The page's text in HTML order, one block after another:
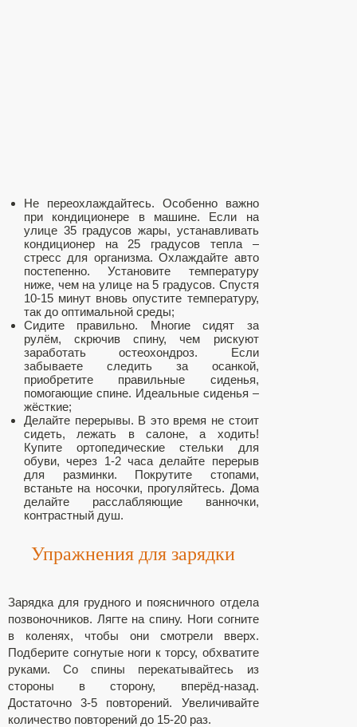
Не переохлаждайтесь. Особенно важно
при кондиционере в машине. Если на
улице 35 градусов жары, устанавливать
кондиционер на 25 градусов тепла –
стресс для организма. Охлаждайте авто
постепенно. Установите температуру
ниже, чем на улице на 5 градусов. Спустя
10-15 минут вновь опустите температуру,
так до оптимальной среды;
Сидите правильно. Многие сидят за
рулём, скрючив спину, чем рискуют
заработать остеохондроз. Если
забываете следить за осанкой,
приобретите правильные сиденья,
помогающие спине. Идеальные сиденья –
жёсткие;
Делайте перерывы. В это время не стоит
сидеть, лежать в салоне, а ходить!
Купите ортопедические стельки для
обуви, через 1-2 часа делайте перерыв
для разминки. Покрутите стопами,
встаньте на носочки, прогуляйтесь. Дома
делайте расслабляющие ванночки,
контрастный душ.
Упражнения для зарядки
Зарядка для грудного и поясничного отдела
позвоночников. Лягте на спину. Ноги согните
в коленях, чтобы они смотрели вверх.
Подберите согнутые ноги к торсу, обхватите
руками. Со спины перекатывайтесь из
стороны в сторону, вперёд-назад.
Достаточно 3-5 повторений. Увеличивайте
количество повторений до 15-20 раз.